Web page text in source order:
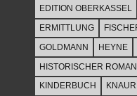
EDITION OBERKASSEL
ERMITTLUNG
GOLDMANN
HEYNE
HISTORISCHER ROMAN
KINDERBUCH
KNAUR